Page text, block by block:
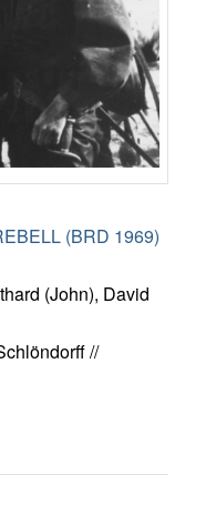
(BRD 1969)
(John), David
//